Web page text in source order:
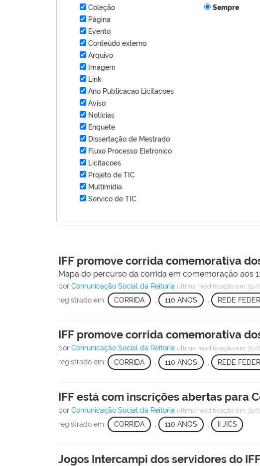
Coleção
Página
Evento
Conteúdo externo
Arquivo
Imagem
Link
Ano Publicacao Licitacoes
Aviso
Notícias
Enquete
Dissertação de Mestrado
Fluxo Processo Eletronico
Licitacoes
Projeto de TIC
Multimídia
Servico de TIC
Sempre
IFF promove corrida comemorativa
Mapa do percurso da corrida em comemoração aos
porComunicação Social da Reitoria última modificação em 31/
registrado em: CORRIDA 110 ANOS REDE
IFF promove corrida comemorativa
porComunicação Social da Reitoria última modificação em 31/
registrado em: CORRIDA 110 ANOS REDE
IFF está com inscrições abertas para
porComunicação Social da Reitoria última modificação em 31/
registrado em: CORRIDA , 110 ANOS , II JICS
Jogos Intercampi dos servidores do